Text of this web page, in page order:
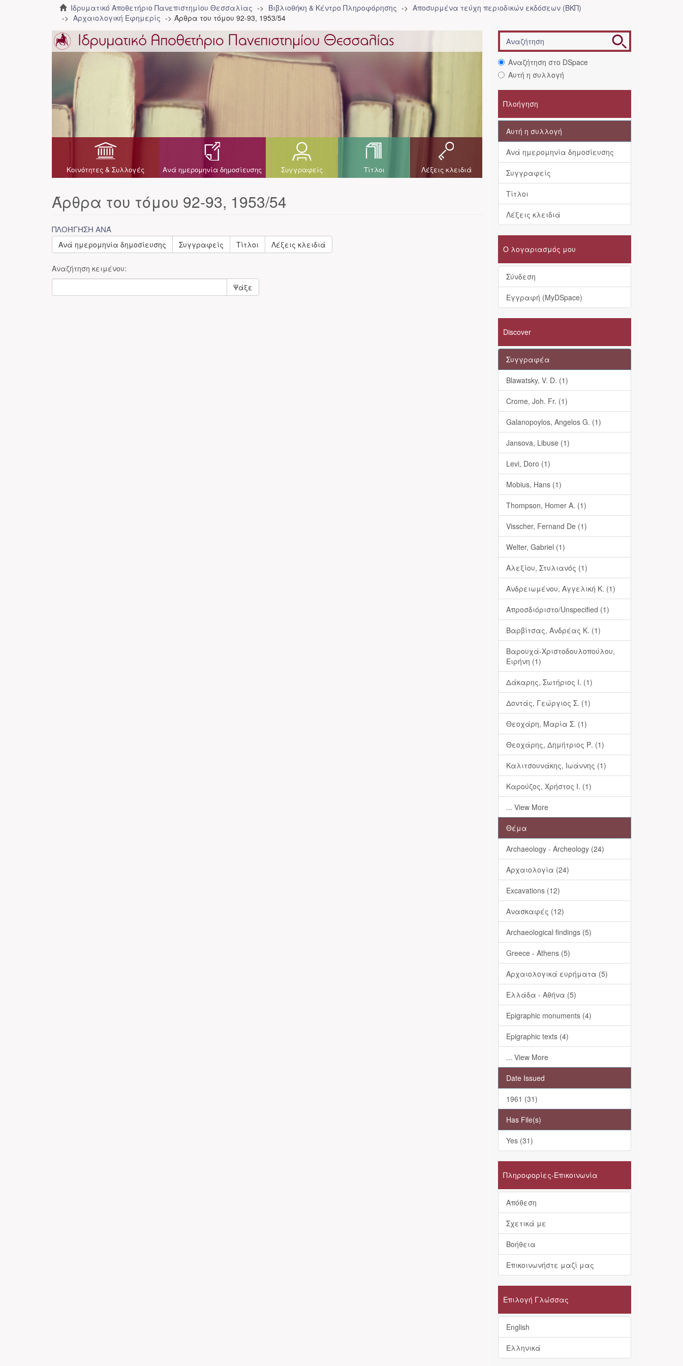
Ιδρυματικό Αποθετήριο Πανεπιστημίου Θεσσαλίας Βιβλιοθήκη & Κέντρο Πληροφόρησης
Αποσυρμένα τεύχη περιοδικών εκδόσεων (ΒΚΠ)
Αρχαιολογική Εφημερίς
Άρθρα του τόμου 92-93, 1953/54
Κοινότητες & Συλλογές Ανά ημερομηνία δημοσίευσης Συγγραφείς Τίτλοι Λέξεις κλειδιά
Άρθρα του τόμου 92-93, 1953/54
ΠΛΟΉΓΗΣΗ ΑΝΆ
Ανά ημερομηνία δημοσίευσης Συγγραφείς Τίτλοι Λέξεις κλειδιά
Αναζήτηση κειμένου:
Ψάξε
Αναζήτηση στο DSpace
Αυτή η συλλογή
Πλοήγηση
Αυτή η συλλογή
Ανά ημερομηνία δημοσίευσης
Συγγραφείς
Τίτλοι
Λέξεις κλειδιά
Ο λογαριασμός μου
Σύνδεση
Εγγραφή (MyDSpace)
Discover
Συγγραφέα
Blawatsky, V. D. (1)
Crome, Joh. Fr. (1)
Galanopoylos, Angelos G. (1)
Jansova, Libuse (1)
Levi, Doro (1)
Mobius, Hans (1)
Thompson, Homer A. (1)
Visscher, Fernand De (1)
Welter, Gabriel (1)
Αλεξίου, Στυλιανός (1)
Ανδρειωμένου, Αγγελική Κ. (1)
Απροσδιόριστο/Unspecified (1)
Βαρβίτσας, Ανδρέας Κ. (1)
Βαρουχά-Χριστοδουλοπούλου,
Ειρήνη (1)
Δάκαρης, Σωτήριος Ι. (1)
Δοντάς, Γεώργιος Σ. (1)
Θεοχάρη, Μαρία Σ. (1)
Θεοχάρης, Δημήτριος Ρ. (1)
Καλιτσουνάκης, Ιωάννης (1)
Καρούζος, Χρήστος Ι. (1)
... View More
Θέμα
Archaeology - Archeology (24)
Αρχαιολογία (24)
Excavations (12)
Ανασκαφές (12)
Archaeological findings (5)
Greece - Athens (5)
Αρχαιολογικά ευρήματα (5)
Ελλάδα - Αθήνα (5)
Epigraphic monuments (4)
Epigraphic texts (4)
... View More
Date Issued
1961 (31)
Has File(s)
Yes (31)
Πληροφορίες-Επικοινωνία
Απόθεση
Σχετικά με
Βοήθεια
Επικοινωνήστε μαζί μας
Επιλογή Γλώσσας
English
Ελληνικά